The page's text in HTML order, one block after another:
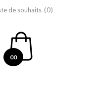
de souhaits 0
00